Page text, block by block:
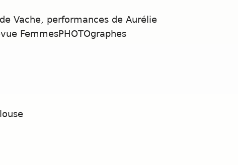
Vache, performances de Aurélie
FemmesPHOTOgraphes